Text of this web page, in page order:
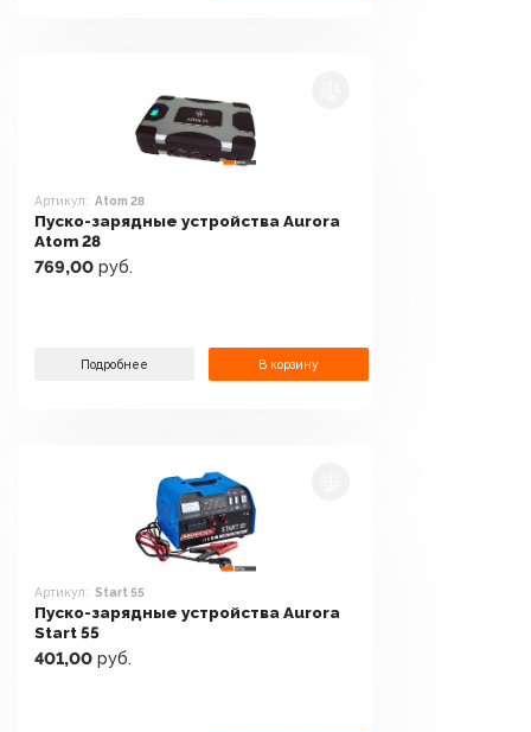
Артикул: Atom 28
Пуско-зарядные устройства Aurora
Atom 28
769,00 руб.
Подробнее В корзину
Артикул: Start 55
Пуско-зарядные устройства Aurora
Start 55
401,00 руб.